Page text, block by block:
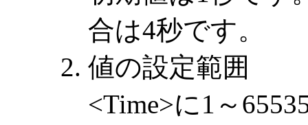
合は4秒です。
値の設定範囲
<Time>に1～